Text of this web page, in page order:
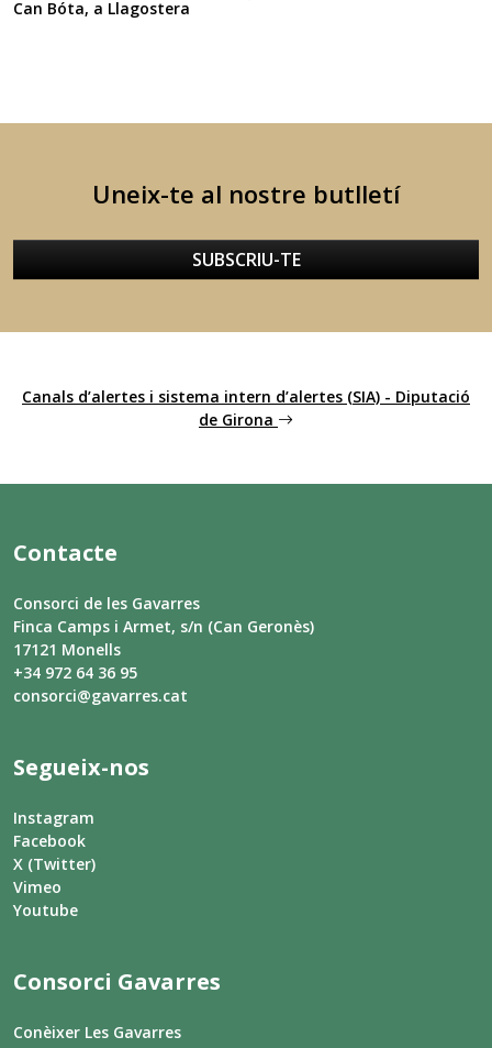
Can Bóta, a Llagostera
Uneix-te al nostre butlletí
SUBSCRIU-TE
Canals d’alertes i sistema intern d’alertes (SIA) - Diputació
de Girona
Contacte
Consorci de les Gavarres
Finca Camps i Armet, s/n (Can Geronès)
17121 Monells
+34 972 64 36 95
consorci@gavarres.cat
Segueix-nos
Instagram
Facebook
X (Twitter)
Vimeo
Youtube
Consorci Gavarres
Conèixer Les Gavarres